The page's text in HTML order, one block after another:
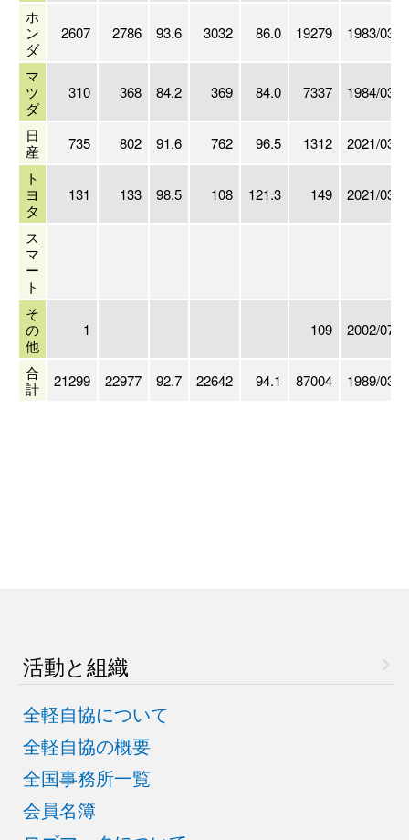
ホ
ン
ダ
2607 2786 93.6 3032 86.0 19279 1983/03
マ
ツ
ダ
310 368 84.2 369 84.0 7337 1984/03
日
産
735 802 91.6 762 96.5 1312
2021/03
ト
ヨ
タ
131 133 98.5 108 121.3 149 2021/03
ス
マ
ー
ト
そ
の
他
1 109 2002/07
合
計
21299 22977 92.7 22642 94.1 87004 1989/03
活動と組織
全軽自協について
全軽自協の概要
全国事務所一覧
会員名簿